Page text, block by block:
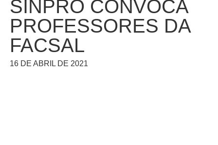
SINPRO CONVOCA
PROFESSORES DA
FACSAL
16 DE ABRIL DE 2021